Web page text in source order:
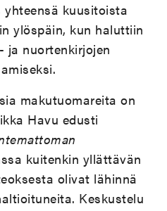
yhteensä kuusitoista
ylöspäin, kun haluttiin
ja nuortenkirjojen
makutuomareita on
Havu edusti
kuitenkin yllättävän
olivat lähinnä
Keskustelu